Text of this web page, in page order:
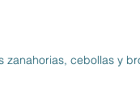
zanahorias, cebollas y